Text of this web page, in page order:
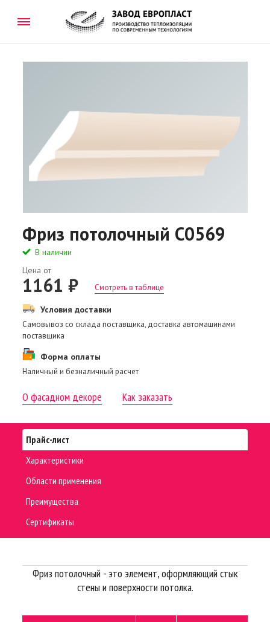
Фриз потолочный C0569
В наличии
Цена от
1161 ₽ Смотреть в таблице
Условия доставки
Самовывоз со склада поставщика, доставка автомашинами
поставщика
Форма оплаты
Наличный и безналичный расчет
О фасадном декоре Как заказать
Прайс-лист
Характеристики
Области применения
Преимущества
Сертификаты
Фриз потолочный - это элемент, оформляющий стык
стены и поверхности потолка.